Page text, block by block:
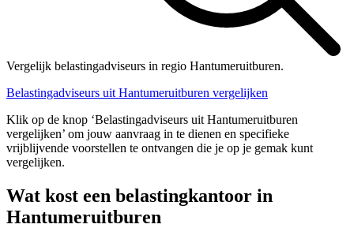
Vergelijk belastingadviseurs in regio Hantumeruitburen.
Belastingadviseurs uit Hantumeruitburen vergelijken
Klik op de knop ‘Belastingadviseurs uit Hantumeruitburen
vergelijken’ om jouw aanvraag in te dienen en specifieke
vrijblijvende voorstellen te ontvangen die je op je gemak kunt
vergelijken.
Wat kost een belastingkantoor in
Hantumeruitburen